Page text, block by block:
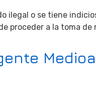
ilegal o se tiene
proceder a la toma de